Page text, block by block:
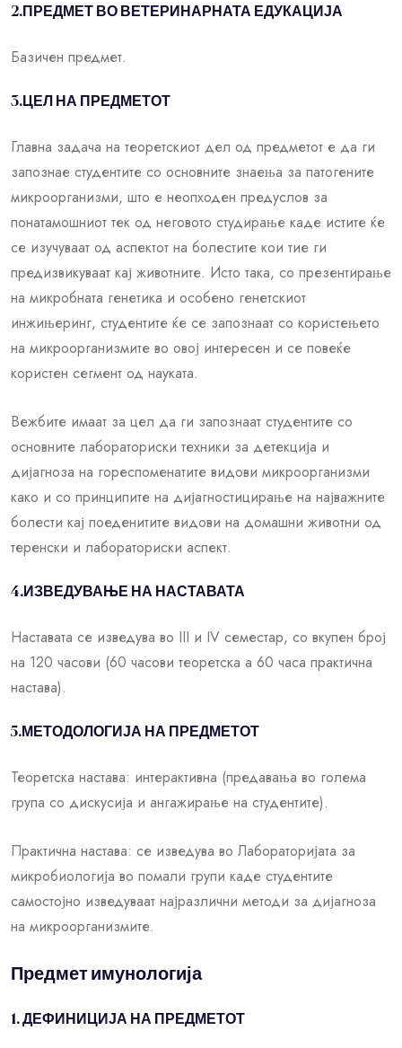
2.ПРЕДМЕТ ВО ВЕТЕРИНАРНАТА ЕДУКАЦИЈА
Базичен предмет.
3.ЦЕЛ НА ПРЕДМЕТОТ
Главна задача на теоретскиот дел од предметот е да ги
запознае студентите со основните знаења за патогените
микроорганизми, што е неопходен предуслов за
понатамошниот тек од неговото студирање каде истите ќе
се изучуваат од аспектот на болестите кои тие ги
предизвикуваат кај животните. Исто така, со презентирање
на микробната генетика и особено генетскиот
инжињеринг, студентите ќе се запознаат со користењето
на микроорганизмите во овој интересен и се повеќе
користен сегмент од науката.
Вежбите имаат за цел да ги запознаат студентите со
основните лабораториски техники за детекција и
дијагноза на гореспоменатите видови микроорганизми
како и со принципите на дијагностицирање на најважните
болести кај поеденитите видови на домашни животни од
теренски и лабораториски аспект.
4.ИЗВЕДУВАЊЕ НА НАСТАВАТА
Наставата се изведува во III и IV семестар, со вкупен број
на 120 часови (60 часови теоретска а 60 часа практична
настава).
5.МЕТОДОЛОГИЈА НА ПРЕДМЕТОТ
Теоретска настава: интерактивна (предавања во голема
група со дискусија и ангажирање на студентите).
Практична настава: се изведува во Лабораторијата за
микробиологија во помали групи каде студентите
самостојно изведуваат најразлични методи за дијагноза
на микроорганизмите.
Предмет имунологија
1. ДЕФИНИЦИЈА НА ПРЕДМЕТОТ